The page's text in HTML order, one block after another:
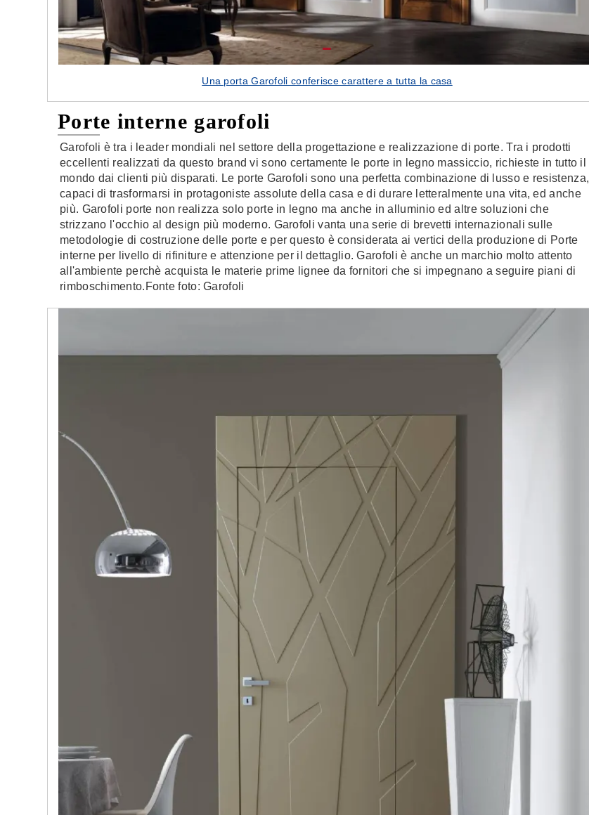
Una porta Garofoli conferisce carattere a tutta la casa
Porte interne garofoli
Garofoli è tra i leader mondiali nel settore della progettazione e realizzazione di porte. Tra i prodotti
eccellenti realizzati da questo brand vi sono certamente le porte in legno massiccio, richieste in tutto il
mondo dai clienti più disparati. Le porte Garofoli sono una perfetta combinazione di lusso e resistenza,
capaci di trasformarsi in protagoniste assolute della casa e di durare letteralmente una vita, ed anche
più. Garofoli porte non realizza solo porte in legno ma anche in alluminio ed altre soluzioni che
strizzano l'occhio al design più moderno. Garofoli vanta una serie di brevetti internazionali sulle
metodologie di costruzione delle porte e per questo è considerata ai vertici della produzione di Porte
interne per livello di rifiniture e attenzione per il dettaglio. Garofoli è anche un marchio molto attento
all'ambiente perchè acquista le materie prime lignee da fornitori che si impegnano a seguire piani di
rimboschimento.Fonte foto: Garofoli
nostre porte Cappe cucina dal design innovativo
Le camerette realizzate pensando a te!